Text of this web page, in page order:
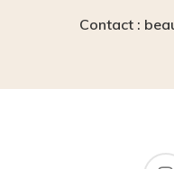
Contact :